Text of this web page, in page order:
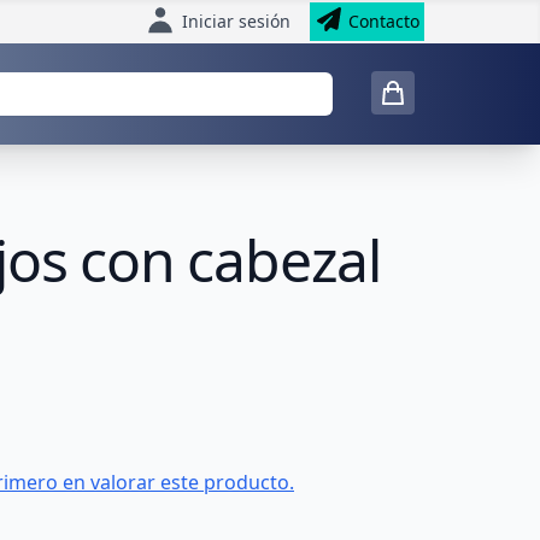
Iniciar sesión Contacto
con cabezal
en valorar este producto.